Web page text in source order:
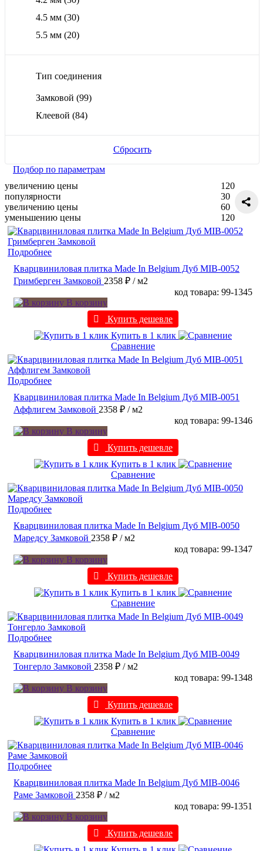
4.5 мм (30)
5.5 мм (20)
Тип соединения
Замковой (99)
Клеевой (84)
Сбросить
Подбор по параметрам
увеличению цены
популярности
увеличению цены
уменьшению цены
120
30
60
120
Подробнее
Кварцвиниловая плитка Made In Belgium Дуб MIB-0052
Гримберген Замковой 2358 ₽ / м2
код товара: 99-1345
В корзину
Купить дешевле
Купить в 1 клик
Сравнение
Подробнее
Кварцвиниловая плитка Made In Belgium Дуб MIB-0051
Аффлигем Замковой 2358 ₽ / м2
код товара: 99-1346
В корзину
Купить дешевле
Купить в 1 клик
Сравнение
Подробнее
Кварцвиниловая плитка Made In Belgium Дуб MIB-0050
Маредсу Замковой 2358 ₽ / м2
код товара: 99-1347
В корзину
Купить дешевле
Купить в 1 клик
Сравнение
Подробнее
Кварцвиниловая плитка Made In Belgium Дуб MIB-0049
Тонгерло Замковой 2358 ₽ / м2
код товара: 99-1348
В корзину
Купить дешевле
Купить в 1 клик
Сравнение
Подробнее
Кварцвиниловая плитка Made In Belgium Дуб MIB-0046
Раме Замковой 2358 ₽ / м2
код товара: 99-1351
В корзину
Купить дешевле